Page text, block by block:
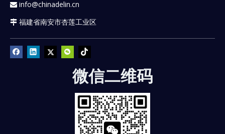
 info@chinadelin.cn
 福建省南安市杏莲工业区
微信二维码